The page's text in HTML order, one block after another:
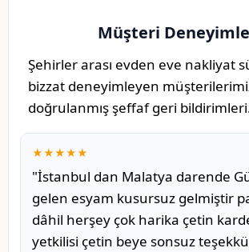
Müşteri
Şehirler arası evden eve nakliyat
bizzat deneyimleyen
doğrulanmış şeffaf geri
★★★★★
"İstanbul dan Malatya darende
gelen esyam kusursuz gelmiştir
dâhil herşey çok harika çetin
yetkilisi çetin beye sonsuz